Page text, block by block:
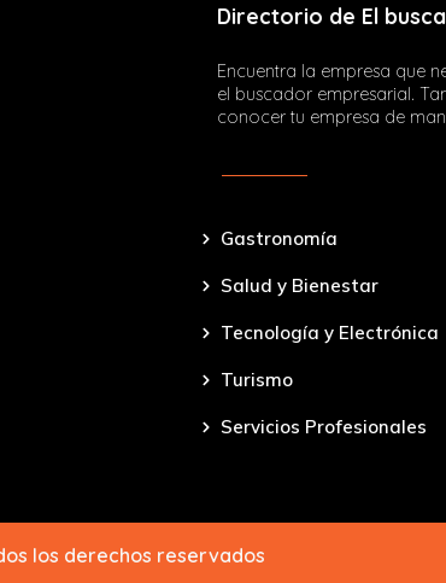
Directorio de El
Encuentra la empresa que
el buscador empresarial.
conocer tu empresa de
Gastronomía
Salud y Bienestar
Tecnología y Electrónica
Turismo
Servicios Profesionales
los derechos reservados